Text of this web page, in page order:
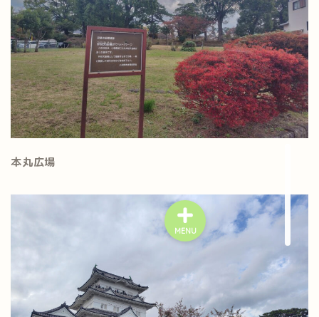
本丸広場
MENU
プライバシーポリシー
特定商取引法に基づく表記